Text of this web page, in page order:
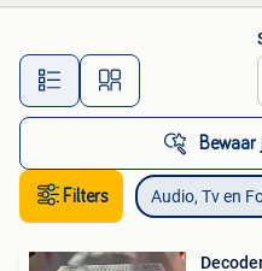
Alle
Filters Audio, Tv en